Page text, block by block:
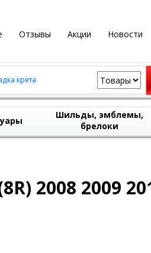
Отзывы Акции Новости
крета
Шильды, эмблемы,
брелоки
2008 2009